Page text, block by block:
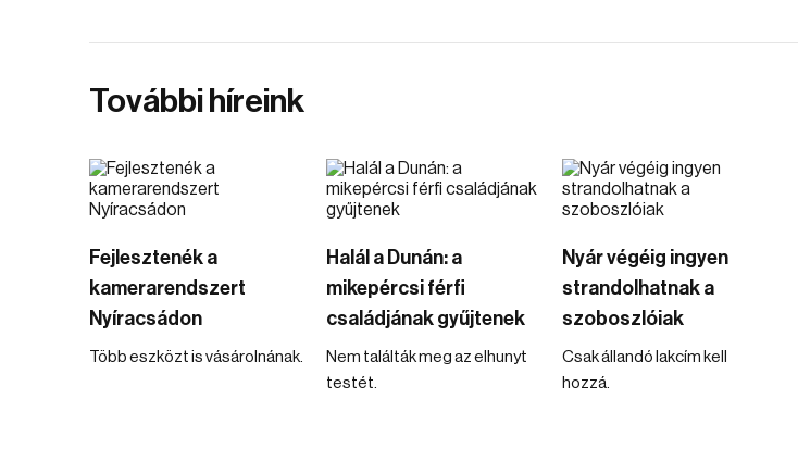
További híreink
Fejlesztenék a
kamerarendszert
Nyíracsádon
Több eszközt is vásárolnának.
Halál a Dunán: a
mikepércsi férfi
családjának gyűjtenek
Nem találták meg az elhunyt
testét.
Nyár végéig ingyen
strandolhatnak a
szoboszlóiak
Csak állandó lakcím kell
hozzá.